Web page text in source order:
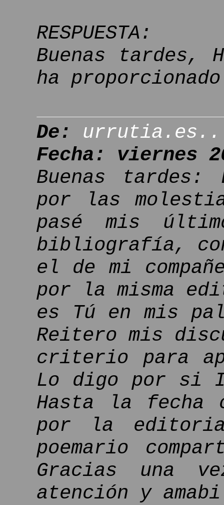
RESPUESTA:
Buenas tardes,
ha
De:
Fecha: viernes
Buenas tardes:
por las
pasé mis
bibliografía,
el de mi
por la misma
es Tú en mis
Reitero mis
criterio para
Lo digo por si
Hasta la fecha
por la
poemario
Gracias una
atención y